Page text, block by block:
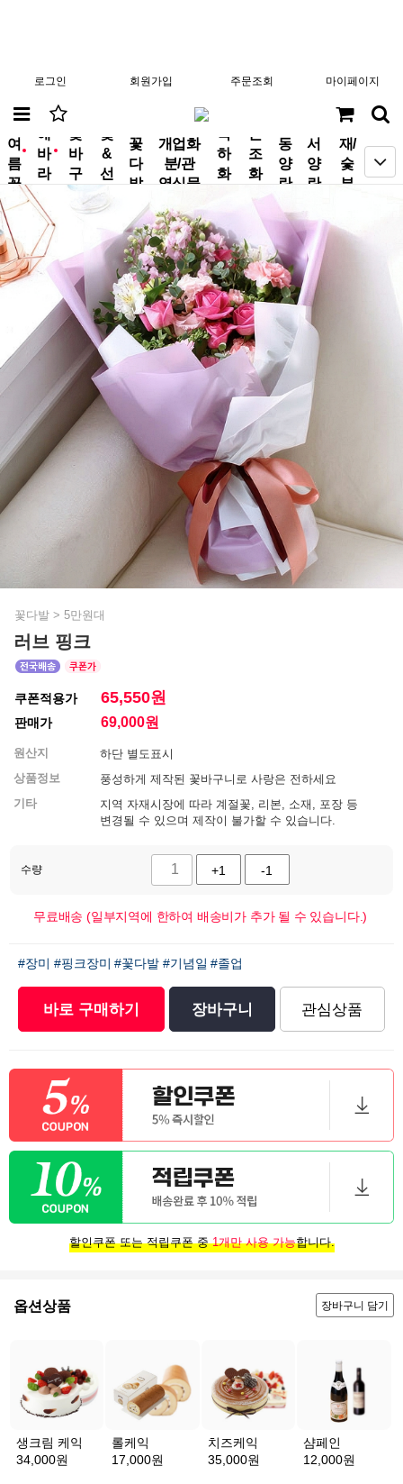
로그인 회원가입 주문조회 마이페이지
new
여
름
꽃
new
해
바
라
꽃
바
구
니
꽃
&
선
물
꽃
다
발
개업화
분/관
엽식물
축
하
화
근
조
화
동
양
란
서
양
란
분
재/
숯
부
꽃다발 > 5만원대
러브 핑크
쿠폰적용가 65,550원
판매가 69,000원
원산지
하단 별도표시
상품정보
풍성하게 제작된 꽃바구니로 사랑은 전하세요
기타
지역 자재시장에 따라 계절꽃, 리본, 소재, 포장 등
변경될 수 있으며 제작이 불가할 수 있습니다.
수량 +1 -1
무료배송 (일부지역에 한하여 배송비가 추가 될 수 있습니다.)
#장미 #핑크장미 #꽃다발 #기념일 #졸업
바로 구매하기 장바구니 관심상품
할인쿠폰 또는 적립쿠폰 중1개만 사용 가능합니다.
옵션상품 장바구니 담기
생크림 케익
34,000원
롤케익
17,000원
치즈케익
35,000원
샴페인
12,000원